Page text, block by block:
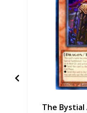
The Bystial